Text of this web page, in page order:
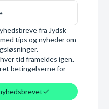
fra Jydsk
tips og nyheder om
tid frameldes igen.
betingelserne for